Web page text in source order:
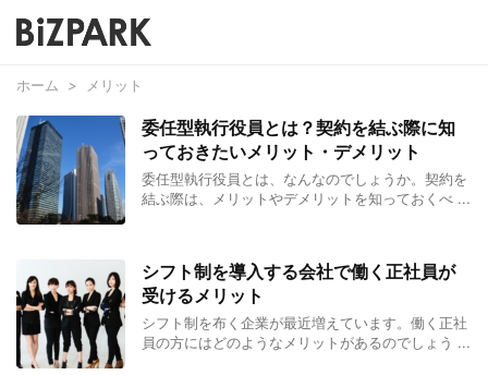
ホーム > メリット
委任型執行役員とは？契約を結ぶ際に知
っておきたいメリット・デメリット
委任型執行役員とは、なんなのでしょうか。契約を
結ぶ際は、メリットやデメリットを知っておくべ ...
シフト制を導入する会社で働く正社員が
受けるメリット
シフト制を布く企業が最近増えています。働く正社
員の方にはどのようなメリットがあるのでしょう ...